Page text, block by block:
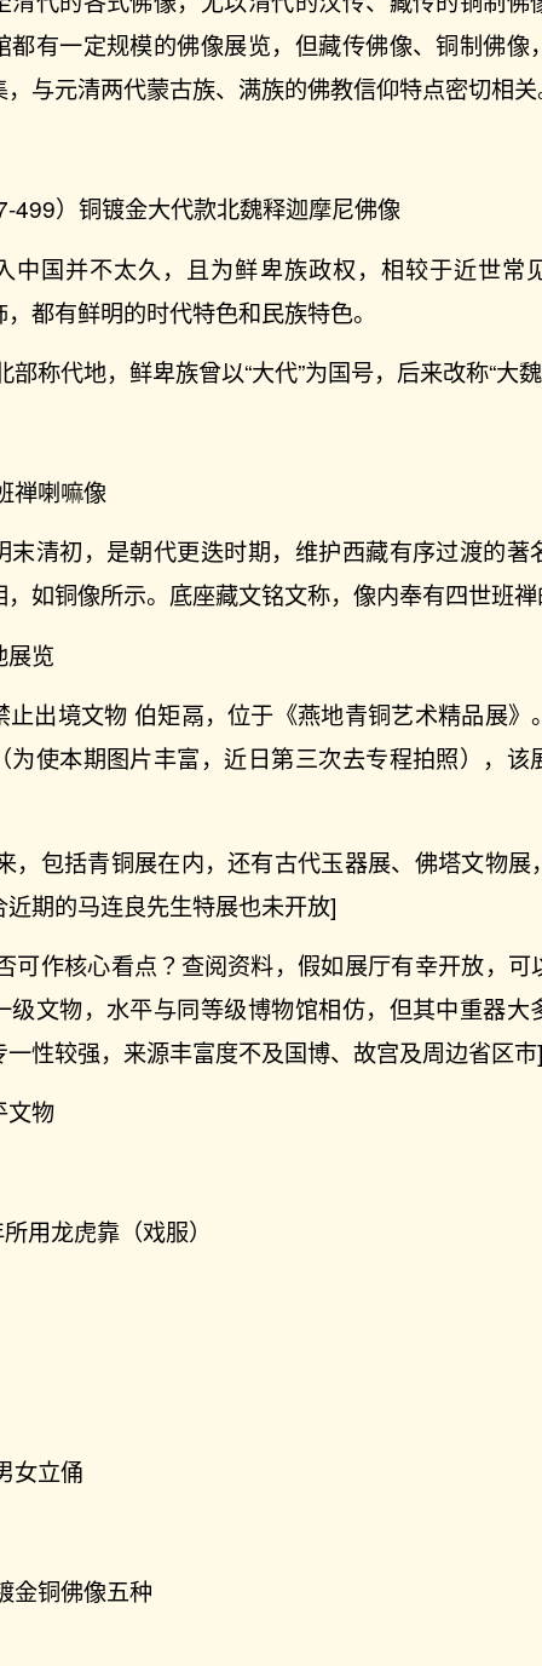
都有一定规模的佛像展览，但藏传佛像、铜制佛像
与元清两代蒙古族、满族的佛教信仰特点密切相
499）铜镀金大代款北魏释迦摩尼佛像
中国并不太久，且为鲜卑族政权，相较于近世常
都有鲜明的时代特色和民族特色。
部称代地，鲜卑族曾以“大代”为国号，后来改称“大
禅喇嘛像
末清初，是朝代更迭时期，维护西藏有序过渡的著
如铜像所示。底座藏文铭文称，像内奉有四世班
展览
止出境文物 伯矩鬲，位于《燕地青铜艺术精品展》
为使本期图片丰富，近日第三次去专程拍照），该
，包括青铜展在内，还有古代玉器展、佛塔文物展
期的马连良先生特展也未开放]
可作核心看点？查阅资料，假如展厅有幸开放，可
级文物，水平与同等级博物馆相仿，但其中重器大
性较强，来源丰富度不及国博、故宫及周边省区市]
文物
用龙虎靠（戏服）
女立俑
金铜佛像五种